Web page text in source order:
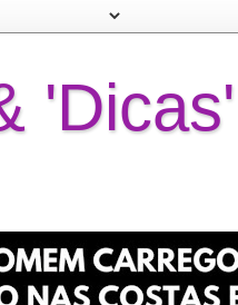
'Dicas'